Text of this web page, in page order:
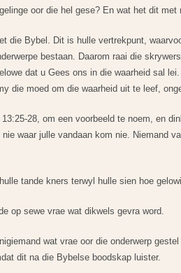
oor die hel gese? En wat het dit met
die Bybel. Dit is hulle vertrekpunt,
bestaan. Daarom raai die
dat u Gees ons in die waarheid sal
die moed om die waarheid uit te leef,
28, om een voorbeeld te noem, en
waar julle vandaan kom nie. Niemand
tande kners terwyl hulle sien hoe
op sewe vrae wat dikwels gevra word.
wat vrae oor die onderwerp
dit na die Bybelse boodskap luister.